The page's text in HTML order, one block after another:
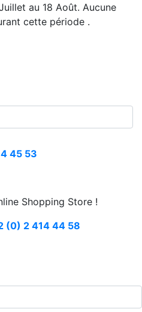
au 18 Août. Aucune
cette période .
45 53
Shopping Store !
(0) 2 414 44 58